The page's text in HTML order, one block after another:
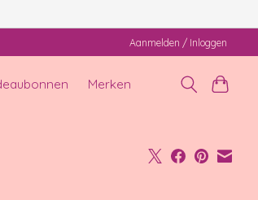
Aanmelden / Inloggen
Merken